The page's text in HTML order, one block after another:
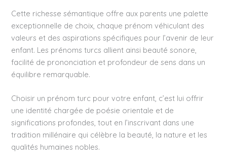
Cette richesse sémantique offre aux parents une palette
exceptionnelle de choix, chaque prénom véhiculant des
valeurs et des aspirations spécifiques pour l’avenir de leur
enfant. Les prénoms turcs allient ainsi beauté sonore,
facilité de prononciation et profondeur de sens dans un
équilibre remarquable.
Choisir un prénom turc pour votre enfant, c’est lui offrir
une identité chargée de poésie orientale et de
significations profondes, tout en l’inscrivant dans une
tradition millénaire qui célèbre la beauté, la nature et les
qualités humaines nobles.